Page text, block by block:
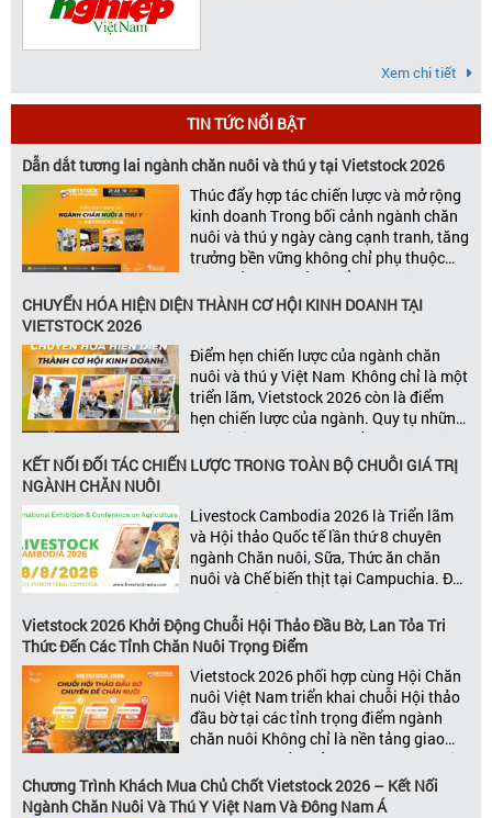
Xem chi tiết
TIN TỨC NỔI BẬT
Dẫn dắt tương lai ngành chăn nuôi và thú y tại Vietstock 2026
Thúc đẩy hợp tác chiến lược và mở rộng
kinh doanh Trong bối cảnh ngành chăn
nuôi và thú y ngày càng cạnh tranh, tăng
trưởng bền vững không chỉ phụ thuộc
vào chất lượng sản phẩm hay năng lực
đổi mới, mà còn được thúc đẩy bởi khả
năng xây dựng các mối quan […]
CHUYỂN HÓA HIỆN DIỆN THÀNH CƠ HỘI KINH DOANH TẠI
VIETSTOCK 2026
Điểm hẹn chiến lược của ngành chăn
nuôi và thú y Việt Nam Không chỉ là một
triển lãm, Vietstock 2026 còn là điểm
hẹn chiến lược của ngành. Quy tụ những
đơn vị kinh doanh hàng đầu, những lãnh
đạo và nhà cung cấp trong chuỗi giá
trị ngành, Vietstock mang đến nền tảng
giá trị […]
KẾT NỐI ĐỐI TÁC CHIẾN LƯỢC TRONG TOÀN BỘ CHUỖI GIÁ TRỊ
NGÀNH CHĂN NUÔI
Livestock Cambodia 2026 là Triển lãm
và Hội thảo Quốc tế lần thứ 8 chuyên
ngành Chăn nuôi, Sữa, Thức ăn chăn
nuôi và Chế biến thịt tại Campuchia. Đây
được đánh giá là một trong những sự
kiện thương mại thường niên uy tín và
đáng chú ý nhất của ngành nông nghiệp
– chăn […]
Vietstock 2026 Khởi Động Chuỗi Hội Thảo Đầu Bờ, Lan Tỏa Tri
Thức Đến Các Tỉnh Chăn Nuôi Trọng Điểm
Vietstock 2026 phối hợp cùng Hội Chăn
nuôi Việt Nam triển khai chuỗi Hội thảo
đầu bờ tại các tỉnh trọng điểm ngành
chăn nuôi Không chỉ là nền tảng giao
thương hàng đầu của ngành chăn nuôi
và thú y, Vietstock còn là triển lãm duy
nhất tại Việt Nam tổ chức thường niên
Chương Trình Khách Mua Chủ Chốt Vietstock 2026 – Kết Nối
Ngành Chăn Nuôi Và Thú Y Việt Nam Và Đông Nam Á